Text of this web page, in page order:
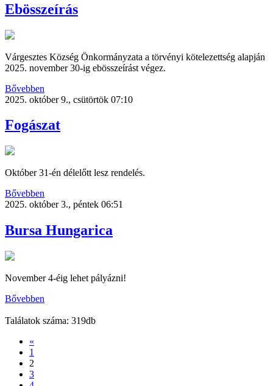
Ebösszeírás
Várgesztes Község Önkormányzata a törvényi kötelezettség alapján
2025. november 30-ig ebösszeírást végez.
Bővebben
2025. október 9., csütörtök 07:10
Fogászat
Október 31-én délelőtt lesz rendelés.
Bővebben
2025. október 3., péntek 06:51
Bursa Hungarica
November 4-éig lehet pályázni!
Bővebben
Találatok száma: 319db
«
1
2
3